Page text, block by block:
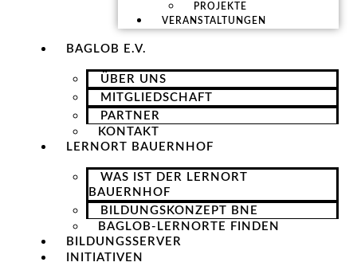
PROJEKTE
VERANSTALTUNGEN
BAGLOB E.V.
ÜBER UNS
MITGLIEDSCHAFT
PARTNER
KONTAKT
LERNORT BAUERNHOF
WAS IST DER LERNORT
BAUERNHOF
BILDUNGSKONZEPT BNE
BAGLOB-LERNORTE FINDEN
BILDUNGSSERVER
INITIATIVEN